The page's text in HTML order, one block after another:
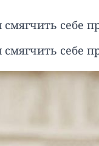
себе
себе